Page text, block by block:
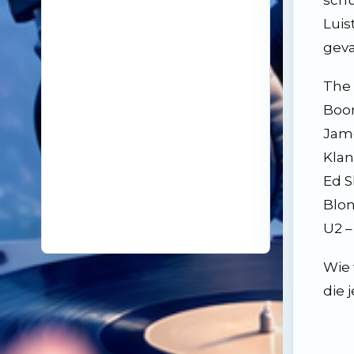
14 oktober 2025
The
Ed
U2
Wie
die